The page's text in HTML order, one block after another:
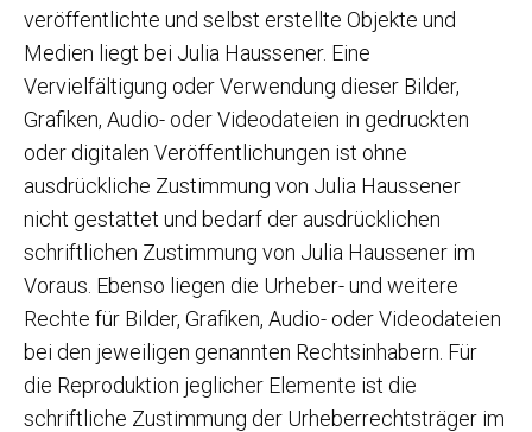
veröffentlichte und selbst erstellte Objekte und
Medien liegt bei Julia Haussener. Eine
Vervielfältigung oder Verwendung dieser Bilder,
Grafiken, Audio- oder Videodateien in gedruckten
oder digitalen Veröffentlichungen ist ohne
ausdrückliche Zustimmung von Julia Haussener
nicht gestattet und bedarf der ausdrücklichen
schriftlichen Zustimmung von Julia Haussener im
Voraus. Ebenso liegen die Urheber- und weitere
Rechte für Bilder, Grafiken, Audio- oder Videodateien
bei den jeweiligen genannten Rechtsinhabern. Für
die Reproduktion jeglicher Elemente ist die
schriftliche Zustimmung der Urheberrechtsträger im